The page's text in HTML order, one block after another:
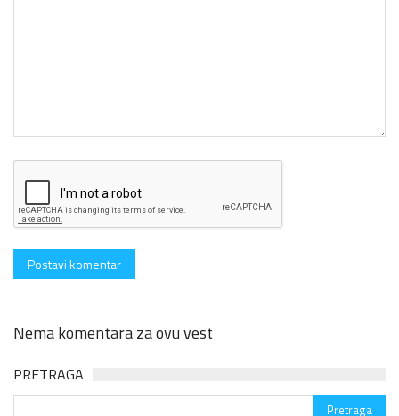
Nema komentara za ovu vest
PRETRAGA